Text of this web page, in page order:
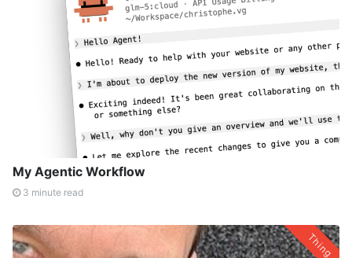
My Agentic Workflow
3 minute read
Thing